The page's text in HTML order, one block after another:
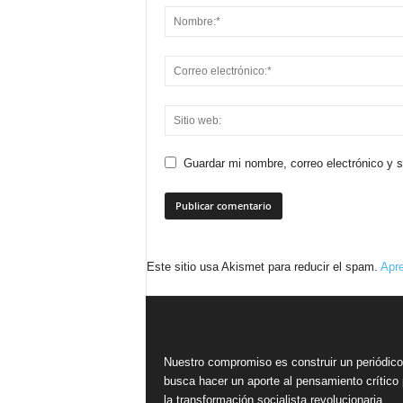
Guardar mi nombre, correo electrónico y
Este sitio usa Akismet para reducir el spam.
Nuestro compromiso es construir un
busca hacer un aporte al pensamiento crítico
la transformación socialista revolucionaria,